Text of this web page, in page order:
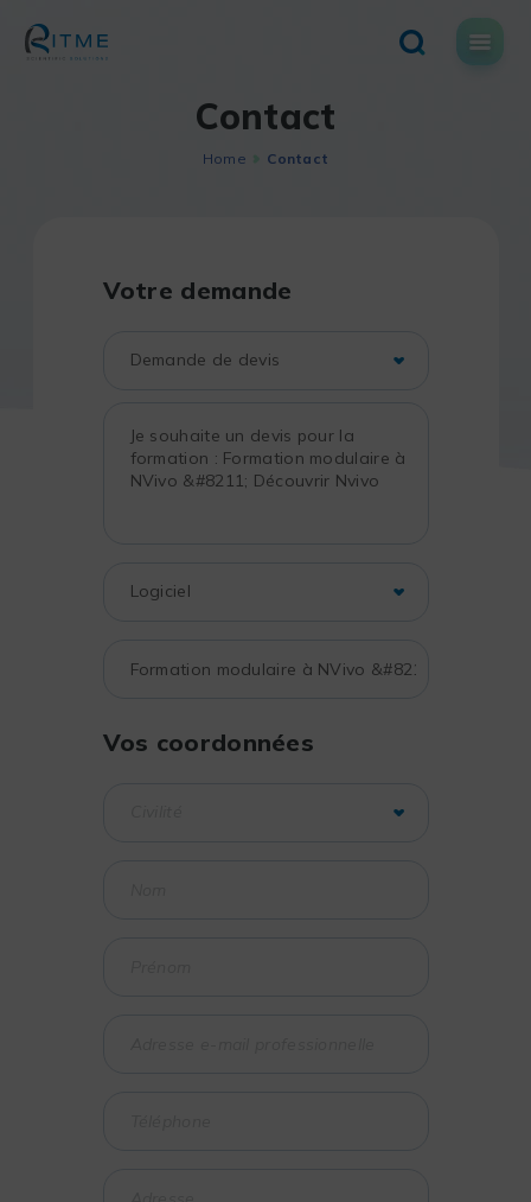
content
Contact
Home Contact
Votre demande
Vos coordonnées